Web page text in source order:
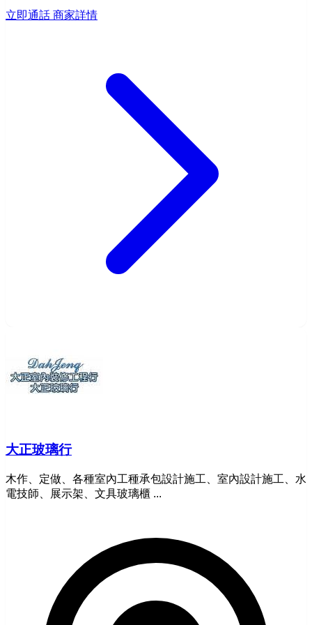
立即通話 商家詳情
大正玻璃行
木作、定做、各種室內工種承包設計施工、室內設計施工、水
電技師、展示架、文具玻璃櫃 ...